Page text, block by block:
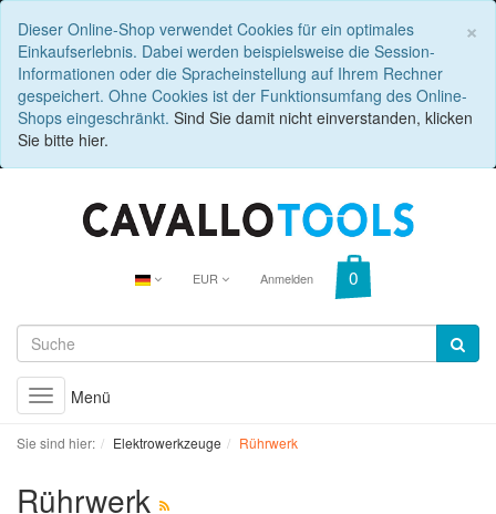
×
Dieser Online-Shop verwendet Cookies für ein optimales
Einkaufserlebnis. Dabei werden beispielsweise die Session-
Informationen oder die Spracheinstellung auf Ihrem Rechner
gespeichert. Ohne Cookies ist der Funktionsumfang des Online-
Shops eingeschränkt. Sind Sie damit nicht einverstanden, klicken
Sie bitte hier.
EUR Anmelden
Toggle
navigation
Menü
Sie sind hier: Elektrowerkzeuge Rührwerk
Rührwerk